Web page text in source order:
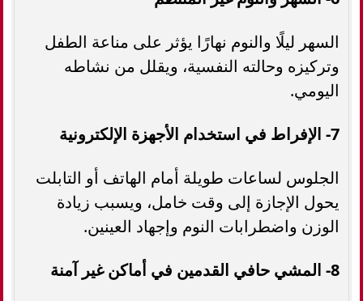
السهر ليلًا والنوم نهارًا يؤثر على مناعة الطفل
وتركيزه وحالته النفسية، ويقلل من نشاطه
اليومي.
7- الإفراط في استخدام الأجهزة الإلكترونية
الجلوس لساعات طويلة أمام الهاتف أو التابلت
يحول الإجازة إلى وقت خامل، ويسبب زيادة
الوزن واضطرابات النوم وإجهاد العينين.
8- المشي حافي القدمين في أماكن غير آمنة